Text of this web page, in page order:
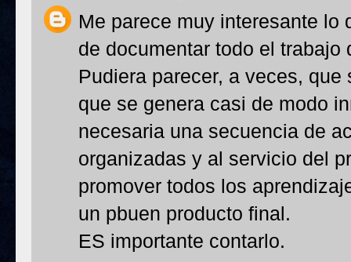
Me parece muy interesante lo
de documentar todo el
Pudiera parecer, a veces,
que se genera casi de modo
necesaria una secuencia de
organizadas y al servicio del
promover todos los
un pbuen producto final.
ES importante contarlo.